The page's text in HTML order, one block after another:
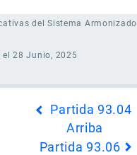
del Sistema Armonizado
28 Junio, 2025
Partida 93.04
Arriba
Partida 93.06